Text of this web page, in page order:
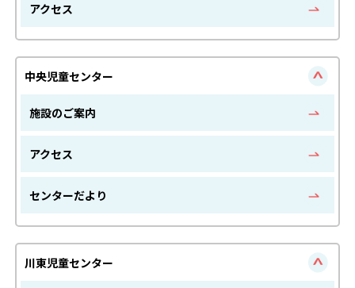
アクセス
中央児童センター
施設のご案内
アクセス
センターだより
川東児童センター